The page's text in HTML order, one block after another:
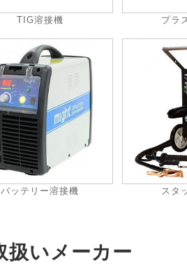
TIG溶接機 プラ
バッテリー溶接機 スタ
扱いメーカー